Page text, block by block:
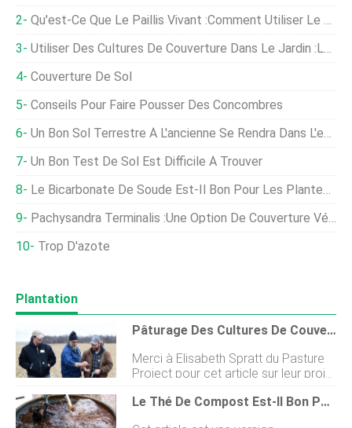
Qu'est-Ce Que Le Paillis Vivant :comment Utiliser Le Paillis Vivant Comme Couvre-Sol
Utiliser Des Cultures De Couverture Dans Le Jardin :les Meilleures Cultures De Couverture Pour Les Potagers
Couverture De Sol
Conseils Pour Faire Pousser Des Concombres
Un Bon Sol Terrestre À L'ancienne Se Rendra Dans L'espace Pour La Première Fois
Un Bon Test De Sol Est Difficile À Trouver
Le Bicarbonate De Soude Est-Il Bon Pour Les Plantes ?
Pachysandra Terminalis :une Option De Couverture Végétale Ombragée
Trop D'azote
Plantation
Pâturage Des Cultures De Couverture Pour La Santé Du Sol Et Le Profit
Merci à Elisabeth Spratt du Pasture
Project pour cet article sur leur projet
récemment terminé ! Si vous cultivez
des cultures et cherchez un moyenLe Thé De Compost Est-Il Bon Pour La Santé Du Sol ?